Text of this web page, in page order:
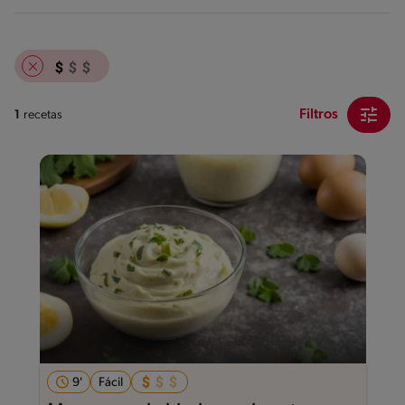
1 recetas Filtros
9' Fácil